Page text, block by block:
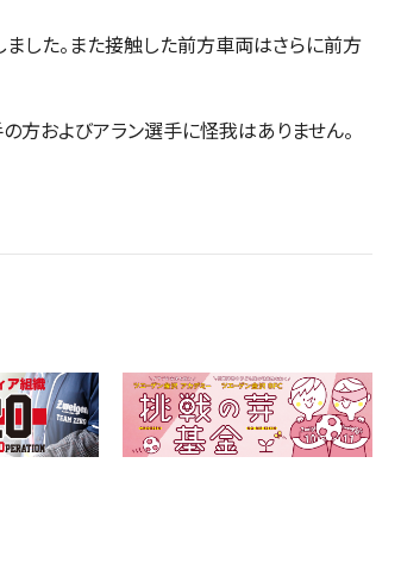
した。また接触した前方車両はさらに前方
方およびアラン選手に怪我はありません。